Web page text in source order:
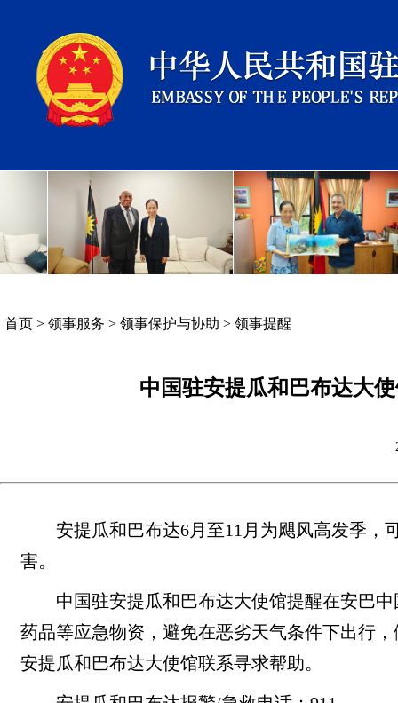
首页 > 领事服务 > 领事保护与协助 > 领事提醒
中国驻安提瓜和巴布达大
安提瓜和巴布达6月至11月为飓风高发季，
害。
中国驻安提瓜和巴布达大使馆提醒在安巴
药品等应急物资，避免在恶劣天气条件下出行
安提瓜和巴布达大使馆联系寻求帮助。